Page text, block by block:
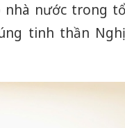
nhà nước trong
tinh thần